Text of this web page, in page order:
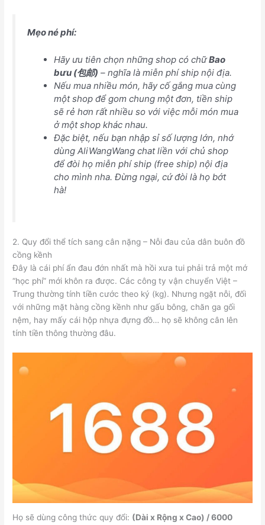
Mẹo né phí:
Hãy ưu tiên chọn những shop có chữBao
bưu (包邮) – nghĩa là miễn phí ship nội địa.
Nếu mua nhiều món, hãy cố gắng mua cùng
một shop để gom chung một đơn, tiền ship
sẽ rẻ hơn rất nhiều so với việc mỗi món mua
ở một shop khác nhau.
Đặc biệt, nếu bạn nhập sỉ số lượng lớn, nhớ
dùng AliWangWang chat liền với chủ shop
để đòi họ miễn phí ship (free ship) nội địa
cho mình nha. Đừng ngại, cứ đòi là họ bớt
hà!
2. Quy đổi thể tích sang cân nặng – Nỗi đau của dân buôn đồ
cồng kềnh
Đây là cái phí ẩn đau đớn nhất mà hồi xưa tui phải trả một mớ
“học phí” mới khôn ra được. Các công ty vận chuyển Việt –
Trung thường tính tiền cước theo ký (kg). Nhưng ngặt nỗi, đối
với những mặt hàng cồng kềnh như gấu bông, chăn ga gối
nệm, hay mấy cái hộp nhựa đựng đồ… họ sẽ không cân lên
tính tiền thông thường đâu.
Họ sẽ dùng công thức quy đổi: (Dài x Rộng x Cao) / 6000